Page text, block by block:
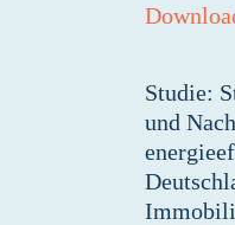
Studie:
und